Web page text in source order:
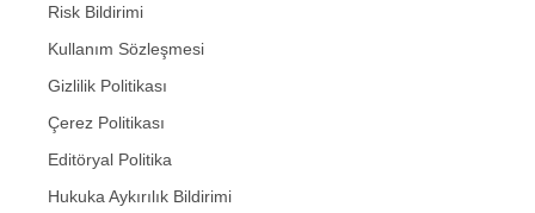
Risk Bildirimi
Kullanım Sözleşmesi
Gizlilik Politikası
Çerez Politikası
Editöryal Politika
Hukuka Aykırılık Bildirimi